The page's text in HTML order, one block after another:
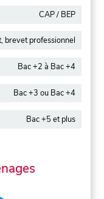
CAP / BEP
brevet professionnel
Bac +2 à Bac +4
Bac +3 ou Bac +4
Bac +5 et plus